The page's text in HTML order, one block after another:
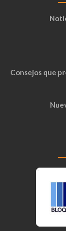
Consejos que